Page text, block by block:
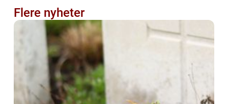
Flere nyheter